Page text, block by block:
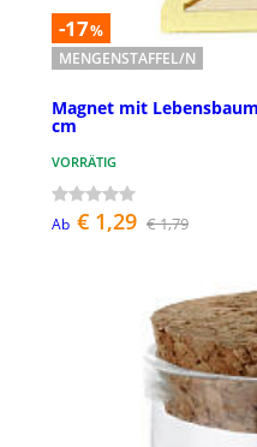
-17%
MENGENSTAFFEL/N
Magnet mit
cm
VORRÄTIG
Ab € 1,29 € 1,79